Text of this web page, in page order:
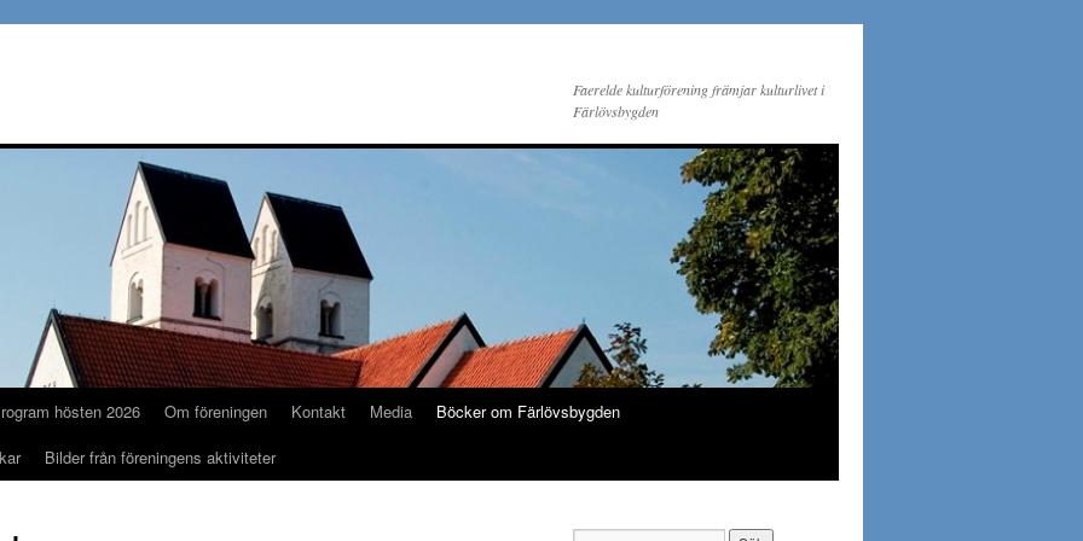
Faerelde kulturförening främjar kulturlivet i
Färlövsbygden
hösten 2026 Om föreningen Kontakt Media
Böcker om Färlövsbygden
Bilder från föreningens aktiviteter